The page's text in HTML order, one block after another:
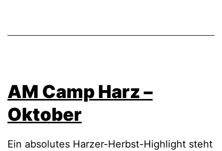
AM Camp Harz –
Oktober
Ein absolutes Harzer-Herbst-Highlight steht